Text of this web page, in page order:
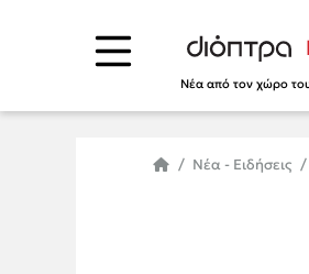
Νέα από τον χώρο
Νέα - Ειδήσεις